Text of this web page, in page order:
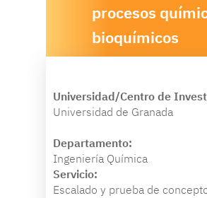
procesos
bioquímicos
Universidad/Centro de
Universidad de Granada
Departamento:
Ingeniería Química
Servicio:
Escalado y prueba de